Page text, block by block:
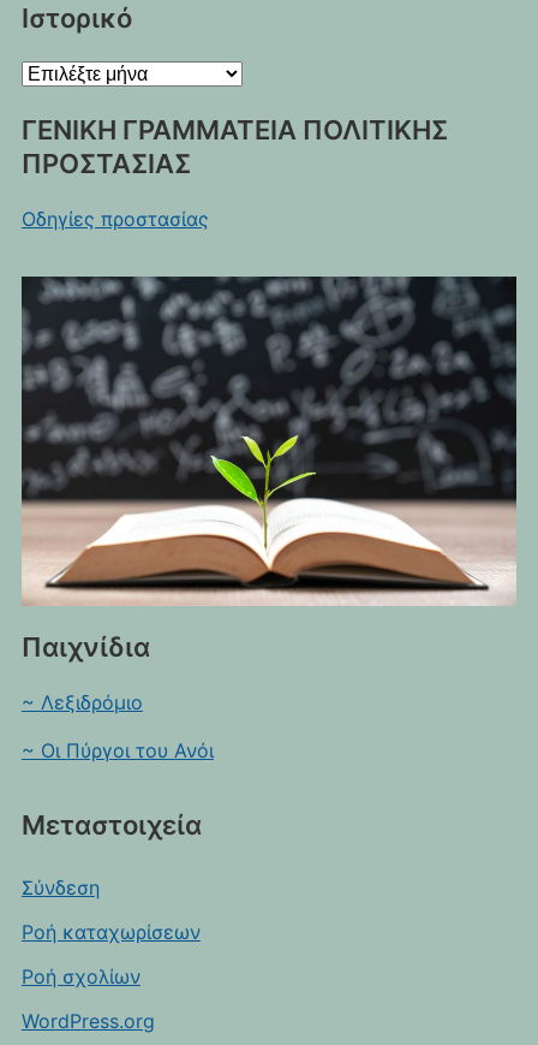
Ιστορικό
Ιστορικό
ΓΕΝΙΚΗ ΓΡΑΜΜΑΤΕΙΑ ΠΟΛΙΤΙΚΗΣ
ΠΡΟΣΤΑΣΙΑΣ
Οδηγίες προστασίας
Παιχνίδια
~ Λεξιδρόμιο
~ Οι Πύργοι του Ανόι
Μεταστοιχεία
Σύνδεση
Ροή καταχωρίσεων
Ροή σχολίων
WordPress.org